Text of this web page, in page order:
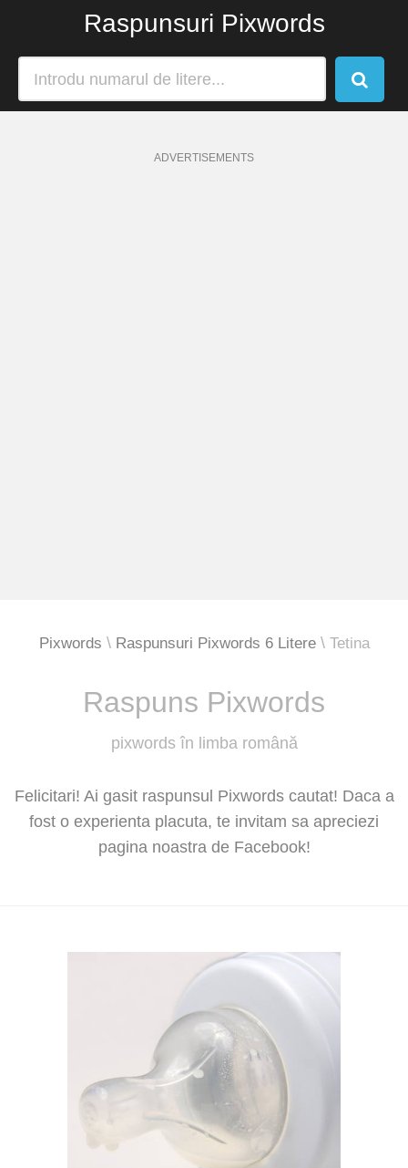
Raspunsuri Pixwords
ADVERTISEMENTS
Pixwords Raspunsuri Pixwords 6 Litere Tetina
Raspuns Pixwords
pixwords în limba română
Felicitari! Ai gasit raspunsul Pixwords cautat! Daca a
fost o experienta placuta, te invitam sa apreciezi
pagina noastra de Facebook!